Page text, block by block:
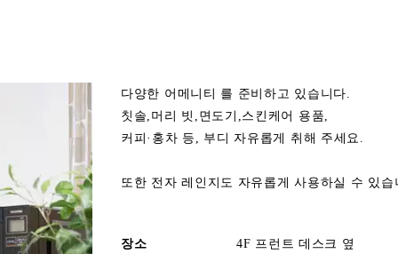
다양한 어메니티 를 준비하고 있습니다.
칫솔,머리 빗,면도기,스킨케어 용품,
커피·홍차 등, 부디 자유롭게 취해 주세요.
또한 전자 레인지도 자유롭게 사용하실 수 있습
장소 4F 프런트 데스크 옆